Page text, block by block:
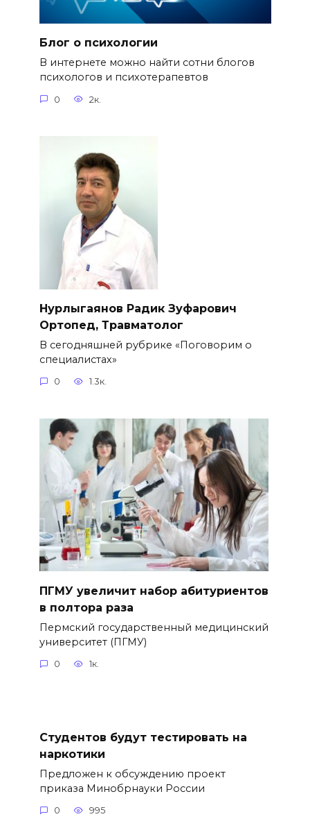
Блог о психологии
В интернете можно найти сотни блогов
психологов и психотерапевтов
0 2к.
Нурлыгаянов Радик Зуфарович
Ортопед, Травматолог
В сегодняшней рубрике «Поговорим о
специалистах»
0 1.3к.
ПГМУ увеличит набор абитуриентов
в полтора раза
Пермский государственный медицинский
университет (ПГМУ)
0 1к.
Студентов будут тестировать на
наркотики
Предложен к обсуждению проект
приказа Минобрнауки России
0 995